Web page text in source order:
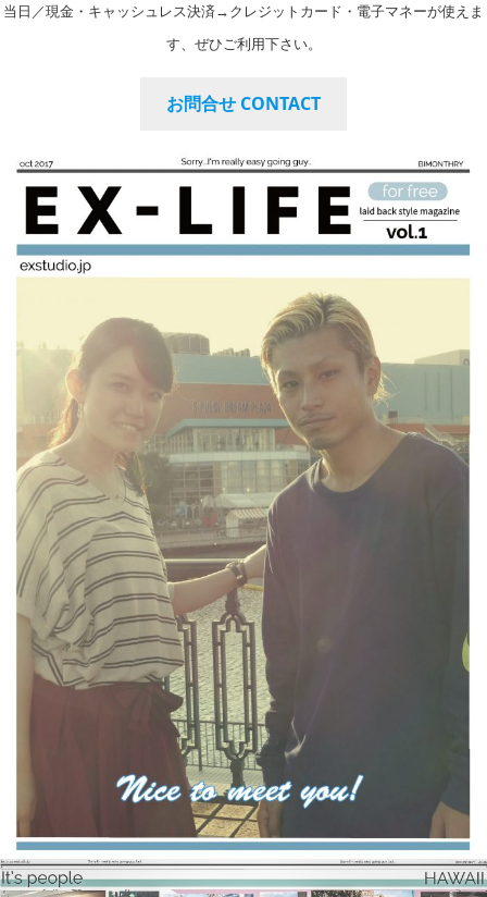
当日／現金・キャッシュレス決済→クレジットカード・電子マネーが使えま
す、ぜひご利用下さい。
お問合せ CONTACT